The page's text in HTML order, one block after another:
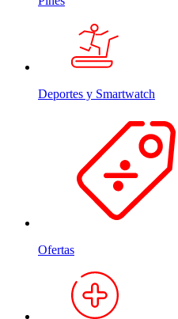
Deportes y Smartwatch
Ofertas